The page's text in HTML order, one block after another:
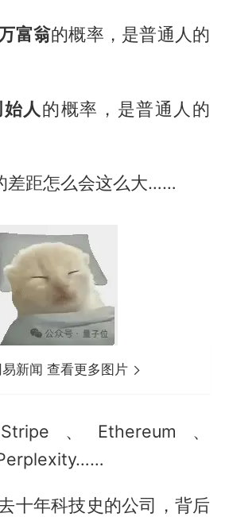
富翁的概率，是普通人的
人 的概率，是普通人的
距怎么会这么大……
新闻 查看更多图片
、Ethereum、
十年科技史的公司，背后